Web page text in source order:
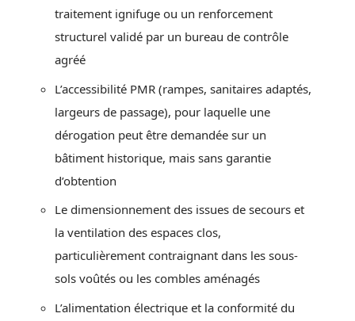
traitement ignifuge ou un renforcement
structurel validé par un bureau de contrôle
agréé
L’accessibilité PMR (rampes, sanitaires adaptés,
largeurs de passage), pour laquelle une
dérogation peut être demandée sur un
bâtiment historique, mais sans garantie
d’obtention
Le dimensionnement des issues de secours et
la ventilation des espaces clos,
particulièrement contraignant dans les sous-
sols voûtés ou les combles aménagés
L’alimentation électrique et la conformité du